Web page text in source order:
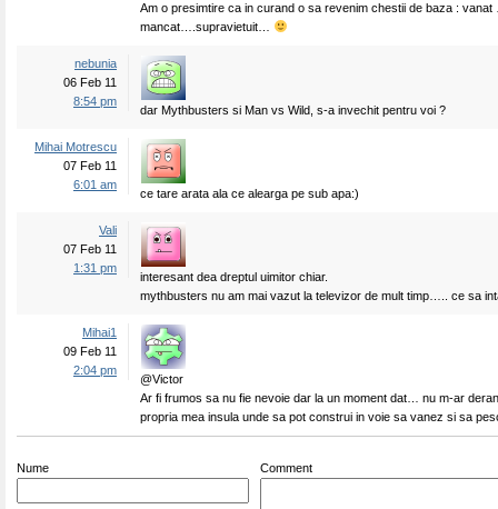
Am o presimtire ca in curand o sa revenim chestii de baza :
mancat….supravietuit…
nebunia
06 Feb 11
8:54 pm
dar Mythbusters si Man vs Wild, s-a invechit pentru voi ?
Mihai Motrescu
07 Feb 11
6:01 am
ce tare arata ala ce alearga pe sub apa:)
Vali
07 Feb 11
1:31 pm
interesant dea dreptul uimitor chiar.
mythbusters nu am mai vazut la televizor de mult timp….. ce sa
Mihai1
09 Feb 11
2:04 pm
@Victor
Ar fi frumos sa nu fie nevoie dar la un moment dat… nu m-ar
propria mea insula unde sa pot construi in voie sa vanez si sa
Nume Comment